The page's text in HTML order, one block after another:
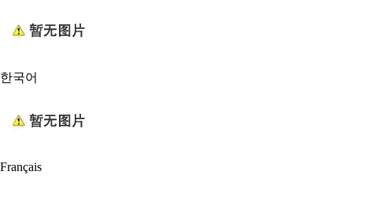
한국어
Français